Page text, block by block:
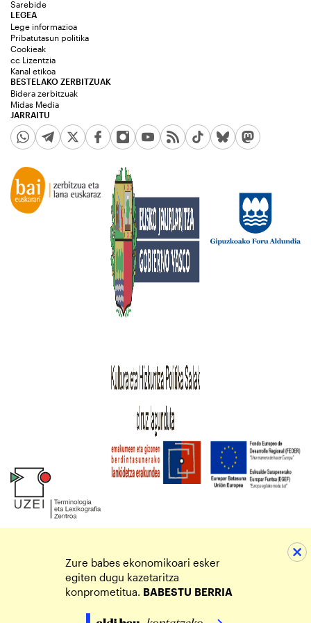
Sarebide
JARRAITU
LEGEA
Lege informazioa
Pribatutasun politika
Cookieak
cc Lizentzia
Kanal etikoa
BESTELAKO ZERBITZUAK
Bidera zerbitzuak
Midas Media
Zure babes ekonomikoari esker
egiten dugu kazetaritza
konprometitua. BABESTU BERRIA